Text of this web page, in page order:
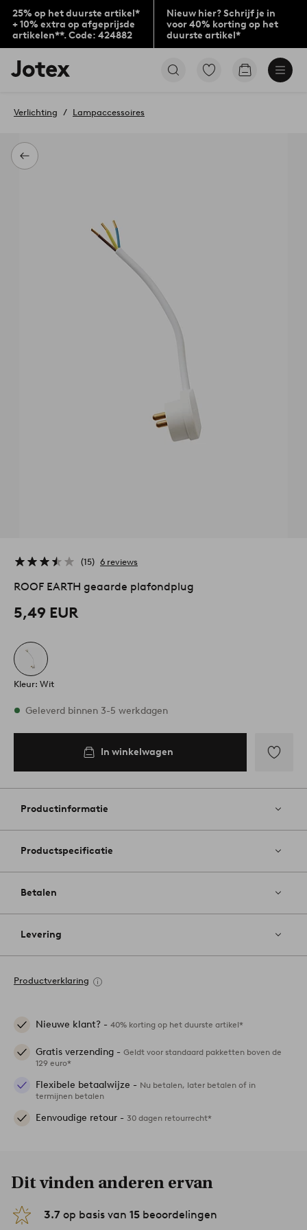
25% op het duurste artikel*
+ 10% extra op afgeprijsde
artikelen**. Code: 424882
Nieuw hier? Schrijf je in
voor 40% korting op het
duurste artikel*
Jotex
logo
to
home
page
Ga
Go
Terug
Verlichting Lampaccessoires
15 6 reviews
ROOF EARTH geaarde plafondplug
5,49 EUR
Kleur: Wit
Op voorraad
Geleverd binnen 3-5 werkdagen
In winkelwagen
aan
Productinformatie
Productspecificatie
Betalen
Levering
Productverklaring
Nieuwe klant? - 40% korting op het duurste artikel*
Gratis verzending - Geldt voor standaard pakketten boven de
129 euro*
Flexibele betaalwijze - Nu betalen, later betalen of in
termijnen betalen
Eenvoudige retour - 30 dagen retourrecht*
Dit vinden anderen ervan
3.7 op basis van 15 beoordelingen